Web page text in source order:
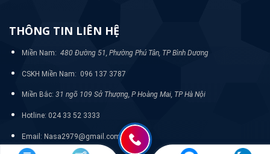
THÔNG TIN LIÊN HỆ
Miền Nam: 480 Đường 51, Phường Phú Tân, TP Bình Dương
CSKH Miền Nam: 096 137 3787
Miền Bắc: 31 ngõ 109 Sở Thượng, P Hoàng Mai, TP Hà Nội
Hotline: 024 33 52 3333
Email: Nasa2979@gmail.com